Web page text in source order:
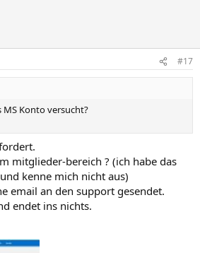
#17
MS Konto versucht?
mitglieder-bereich ? (ich habe das
kenne mich nicht aus)
email an den support gesendet.
endet ins nichts.